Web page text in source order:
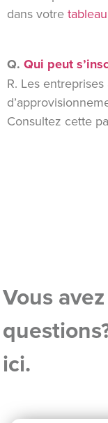
dans votre
Q. Qui peut
R. Les
Consultez cette
Vous
ici.